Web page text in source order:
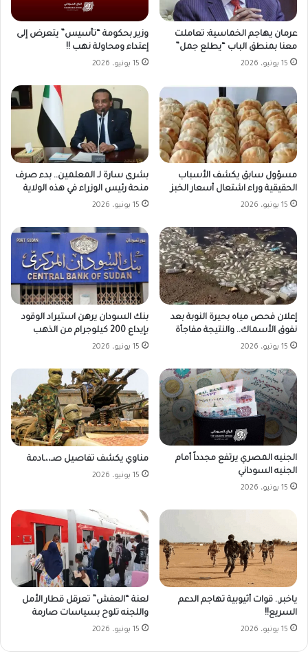
عرمان يهاجم الخماسية: تعاملت
معنا بمنطق الباب “يطلع جمل”
15 يونيو، 2026
وزير بحكومة “تأسيس” يتعرض إلى
إعتداء ومحاولة نهب !!
15 يونيو، 2026
مسؤول سابق يكشف الأسباب
الحقيقية وراء اشتعال أسعار الخبز
15 يونيو، 2026
بشرى سارة لـ المعلمين.. بدء صرف
منحة رئيس الوزراء في هذه الولاية
15 يونيو، 2026
إعلان فحص مياه بحيرة النوبة بعد
نفوق الأسماك.. والنتيجة مفاجأة
15 يونيو، 2026
بنك السودان يرهن استيراد الوقود
بإيداع 200 كيلوجرام من الذهب
15 يونيو، 2026
الجنيه المصري يرتفع مجدداً أمام
الجنيه السوداني
15 يونيو، 2026
مناوي يكشف تفاصيل صـ،،ـادمة
15 يونيو، 2026
ياخبر.. قوات أثيوبية تهاجم الدعم
السريع!!
15 يونيو، 2026
لعنة “العفش” تعرقل قطار الأمل
واللجنه تلوح بسياسات صارمة
15 يونيو، 2026